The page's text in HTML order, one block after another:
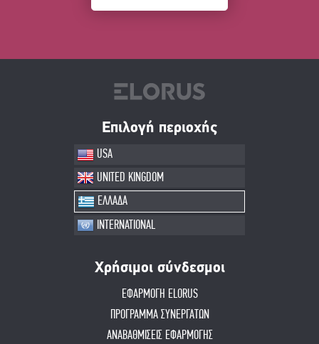
Επιλογή περιοχής
USA
UNITED KINGDOM
ΕΛΛΑΔΑ
INTERNATIONAL
Χρήσιμοι σύνδεσμοι
ΕΦΑΡΜΟΓΗ ELORUS
ΠΡΟΓΡΑΜΜΑ ΣΥΝΕΡΓΑΤΩΝ
ΑΝΑΒΑΘΜΙΣΕΙΣ ΕΦΑΡΜΟΓΗΣ